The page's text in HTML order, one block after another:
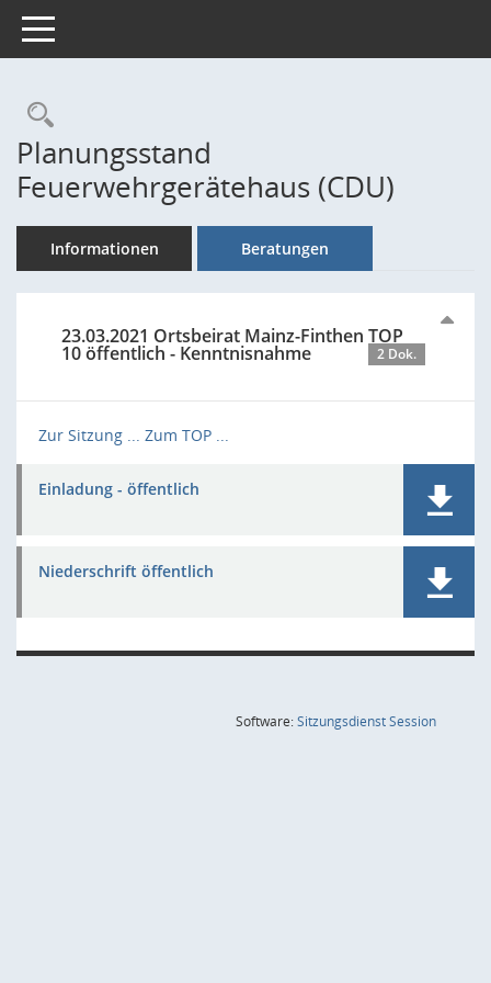
Toggle navigation
Rechercheauswahl
Planungsstand
Feuerwehrgerätehaus (CDU)
Informationen Beratungen
23.03.2021 Ortsbeirat Mainz-Finthen TOP
10 öffentlich - Kenntnisnahme 2 Dok.
Zur Sitzung ... Zum TOP ...
Einladung - öffentlich
Niederschrift öffentlich
Software:SitzungsdienstSession(Wird in